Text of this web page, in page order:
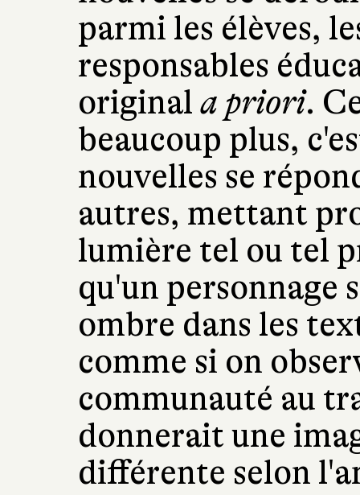
parmi les élèves,
responsables
original a priori.
beaucoup plus,
nouvelles se
autres, mettant
lumière tel ou tel
qu'un personnage
ombre dans les
comme si on
communauté au
donnerait une
différente selon